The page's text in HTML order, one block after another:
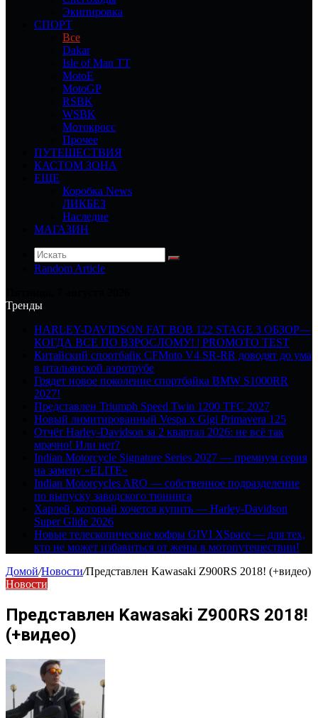
Экипировка
СПОРТ
Все
Dakar
Isle of Man TT
MotoE
MotoGP
RSBK
WSBK
Мотокросс
Прочее
ПУТЕШЕСТВИЯ
КАСТОМ ЗОНА
ЕЩЕ
Коробка News
ЛИКБЕЗ
Наследие
МАГАЗИН
Random Article
Тренды
HARLEY-DAVIDSON FAT BOB 122 STAGE 3 ОБЗОР—
КОГДА ВСЕ ПО ВЗРОСЛОМУ! | PROMOTO TEST
Китайский спортбайк CFMoto V4 SR-RR доводят до ума
в итальянской аэротрубе
Грядет новое поколение спортбайка BMW S1000RR
2027!
Представлен Triumph Speed Twin 1200 TFC 2027
Новый лимитированный Vespa x Gigi Primavera 125
Отчёт Harley-Davidson за 2 квартал 2026: не всё так
мрачно! Или нет?
Indian Motorcycle Signature Series 2027 — премиум серия
на замену «ELITE»
Indian Motorcycles ARO — собственное подразделение
по выпуску заводского тюнинга
Харлей, который хочется купить — Harley-Davidson
Super Glide 2026
Новые телескопические кофры GIVI XSpace — для тех,
кто не может избавиться от жены в мотопутешествии!
Домой/Новости/Представлен Kawasaki Z900RS 2018! (+видео)
Новости
Представлен Kawasaki Z900RS 2018!
(+видео)